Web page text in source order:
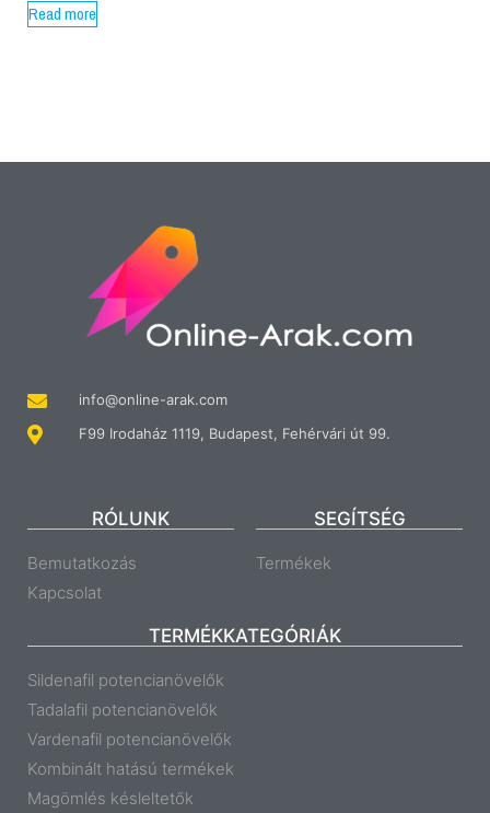
Read more
info@online-arak.com
F99 Irodaház 1119, Budapest, Fehérvári út 99.
RÓLUNK
Bemutatkozás
Kapcsolat
SEGÍTSÉG
Termékek
TERMÉKKATEGÓRIÁK
Sildenafil potencianövelők
Tadalafil potencianövelők
Vardenafil potencianövelők
Kombinált hatású termékek
Magömlés késleltetők